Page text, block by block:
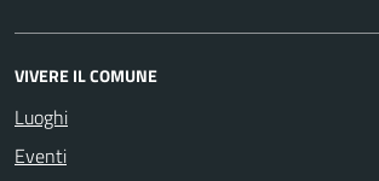
VIVERE IL COMUNE
Luoghi
Eventi